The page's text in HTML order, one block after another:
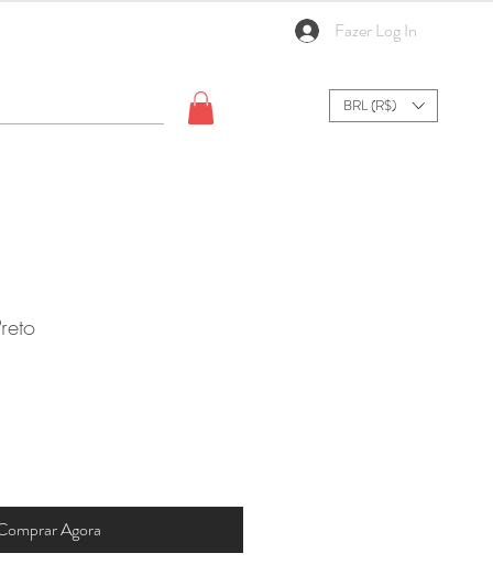
Fazer Log In
BRL (R$)
Agora